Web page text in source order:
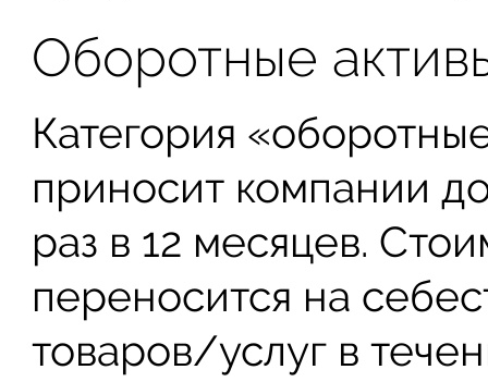
Оборотные
Категория
приносит компании
раз в 12 месяцев.
переносится на
товаров/услуг в